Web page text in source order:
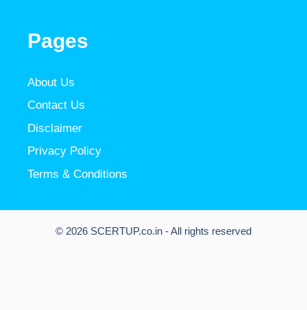
Pages
About Us
Contact Us
Disclaimer
Privacy Policy
Terms & Conditions
© 2026 SCERTUP.co.in - All rights reserved